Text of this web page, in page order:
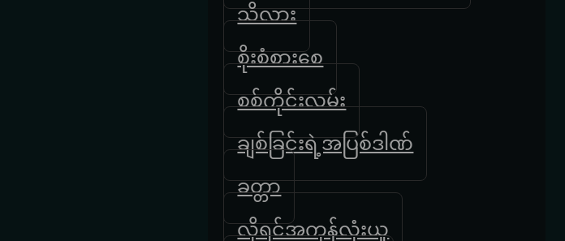
သိလား
စိုးစံစားစေ
စစ်ကိုင်းလမ်း
ချစ်ခြင်းရဲ့အပြစ်ဒါဏ်
ခတ္တာ
လိုရင်အကုန်လုံးယူ